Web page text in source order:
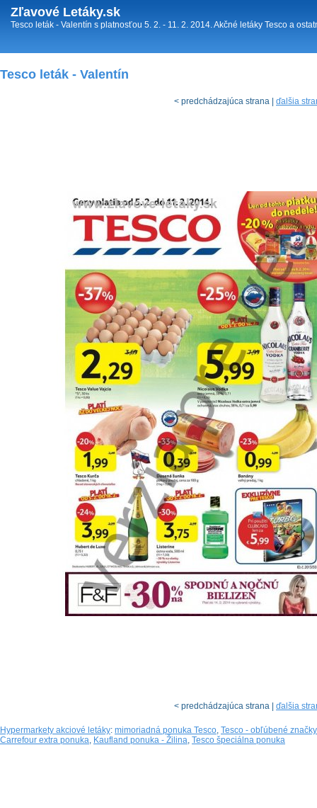
Zľavové Letáky.sk
Tesco leták - Valentín s platnosťou 5. 2. - 11. 2. 2014. Akčné letáky Tesco a
Tesco leták - Valentín
< predchádzajúca strana | ďalšia
< predchádzajúca strana | ďalšia
Hypermarkety akciové letáky: mimoriadná ponuka Tesco, Tesco - obľúbené
Carrefour extra ponuka, Kaufland ponuka - Žilina, Tesco špeciálna ponuka